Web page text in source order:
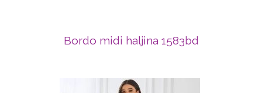
Bordo midi haljina 1583bd